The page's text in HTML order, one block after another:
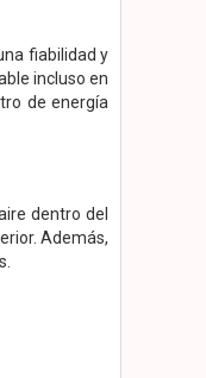
fiabilidad y
incluso en
de energía
dentro del
Además,